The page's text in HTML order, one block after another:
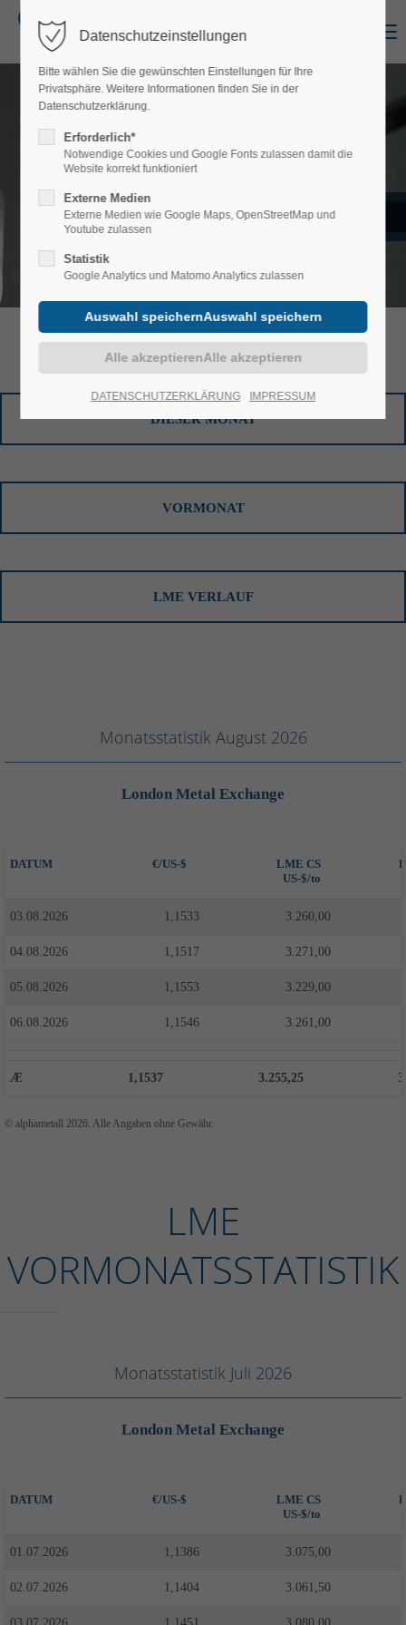
Login
Benutzername
Register|Lost your password?
Support
Lorem ipsum dolor sit amet:
24h/ 365days
We offer support for our customers
Mon - Fri 8:00am - 5:00pm(GMT +1)
376-293 City Road, Suite 600
About us
Lorem ipsum dolor sit amet, consectetuer adipiscing
Cum sociis natoque penatibus et magnis dis parturient
ALPHA ALUMINIUM
LME STATISTIKEN
DIESER MONAT
VORMONAT
LME VERLAUF
Monatsstatistik August 2026
London Metal Exchange
DATUM €/US-$
LME CS
US-$/to
03.08.2026 1,1533 3.260,00
04.08.2026 1,1517 3.271,00
05.08.2026 1,1553 3.229,00
06.08.2026 1,1546 3.261,00
Æ 1,1537 3.255,25
© alphametall 2026. Alle Angaben ohne Gewähr.
LME
VORMONATSSTATISTIK
Monatsstatistik Juli 2026
London Metal Exchange
DATUM €/US-$
LME CS
US-$/to
01.07.2026 1,1386 3.075,00
02.07.2026 1,1404 3.061,50
Datenschutzeinstellungen
Bitte wählen Sie die gewünschten Einstellungen für Ihre
Privatsphäre. Weitere Informationen finden Sie in der
Datenschutzerklärung.
Erforderlich*
Notwendige Cookies und Google Fonts zulassen damit die
Website korrekt funktioniert
Externe Medien
Externe Medien wie Google Maps, OpenStreetMap und
Youtube zulassen
Statistik
Google Analytics und Matomo Analytics zulassen
DATENSCHUTZERKLÄRUNG IMPRESSUM